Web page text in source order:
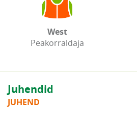
West
Peakorraldaja
Juhendid
JUHEND